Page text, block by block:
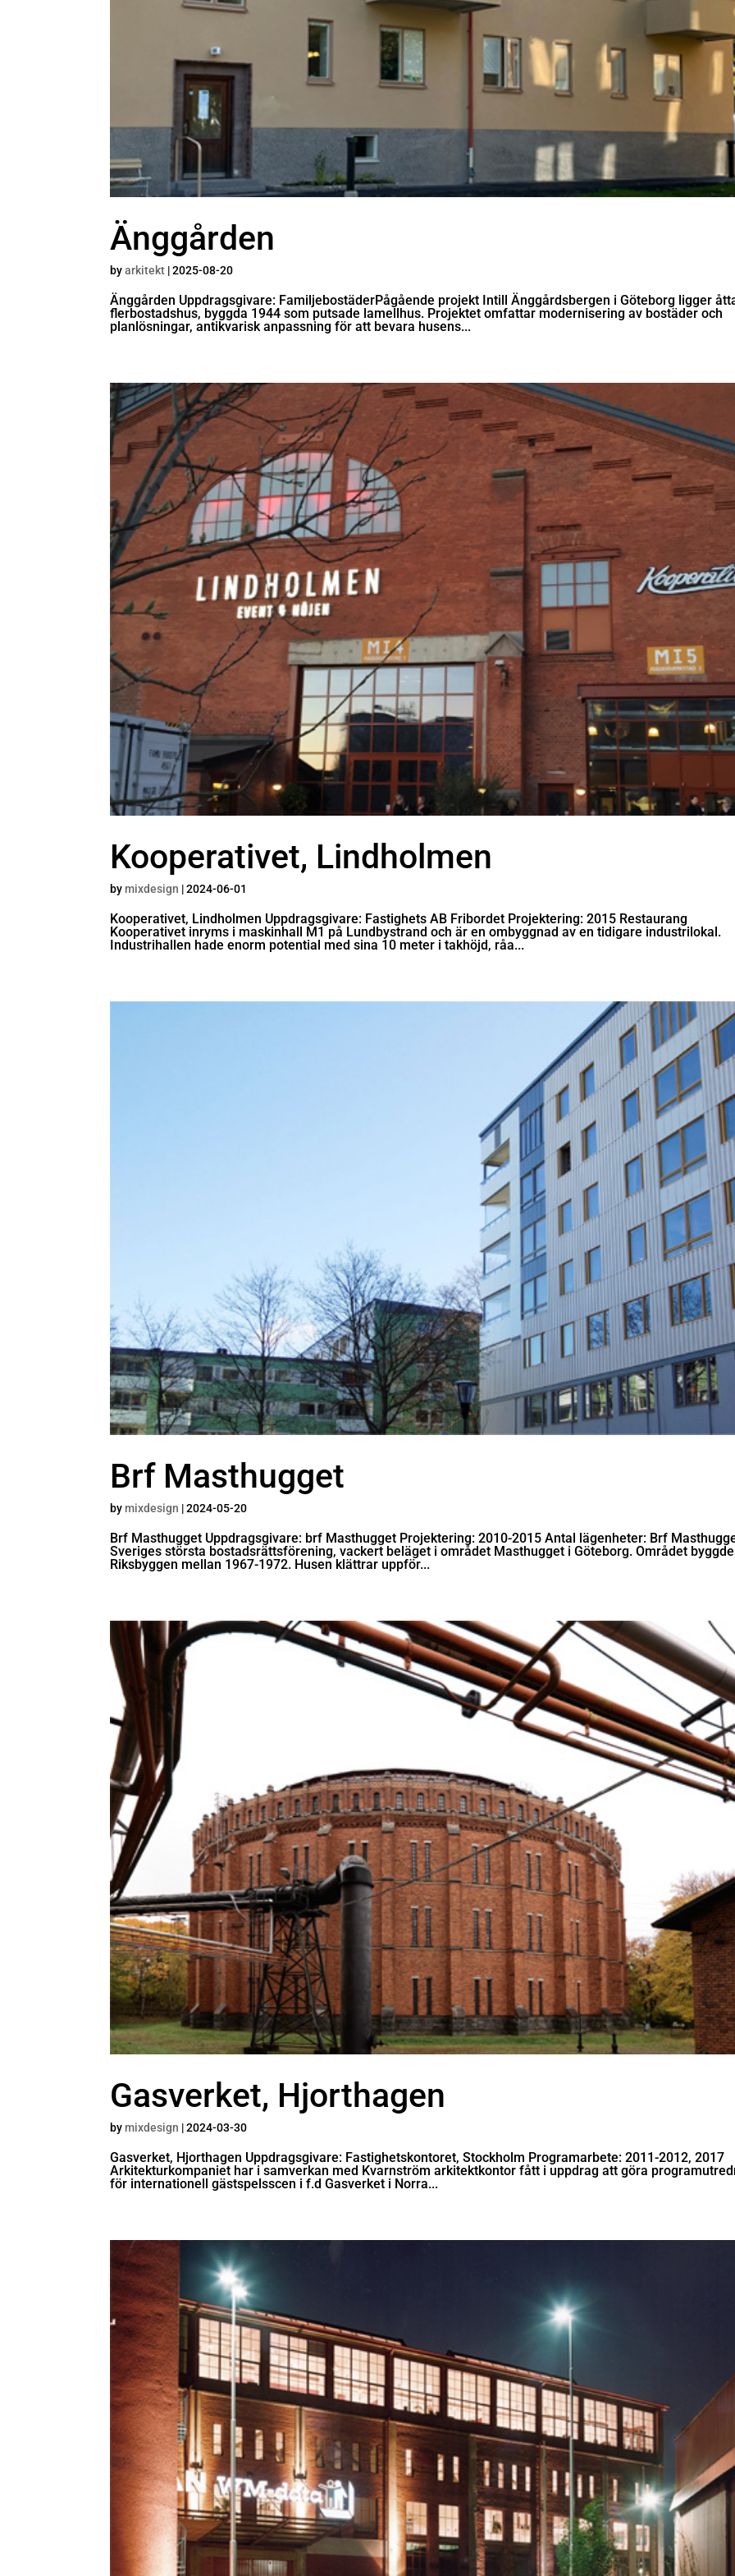
Änggården
byarkitekt |2025-08-20
Änggården Uppdragsgivare: FamiljebostäderPågående projekt Intill Änggårdsbergen i Göteborg ligger
flerbostadshus, byggda 1944 som putsade lamellhus. Projektet omfattar modernisering av bostäder och
planlösningar, antikvarisk anpassning för att bevara husens...
Kooperativet, Lindholmen
bymixdesign |2024-06-01
Kooperativet, Lindholmen Uppdragsgivare: Fastighets AB Fribordet Projektering: 2015 Restaurang
Kooperativet inryms i maskinhall M1 på Lundbystrand och är en ombyggnad av en tidigare industrilokal.
Industrihallen hade enorm potential med sina 10 meter i takhöjd, råa...
Brf Masthugget
bymixdesign |2024-05-20
Brf Masthugget Uppdragsgivare: brf Masthugget Projektering: 2010-2015 Antal lägenheter: Brf
Sveriges största bostadsrättsförening, vackert beläget i området Masthugget i Göteborg. Området
Riksbyggen mellan 1967-1972. Husen klättrar uppför...
Gasverket, Hjorthagen
bymixdesign |2024-03-30
Gasverket, Hjorthagen Uppdragsgivare: Fastighetskontoret, Stockholm Programarbete: 2011-2012, 2017
Arkitekturkompaniet har i samverkan med Kvarnström arkitektkontor fått i uppdrag att göra
för internationell gästspelsscen i f.d Gasverket i Norra...